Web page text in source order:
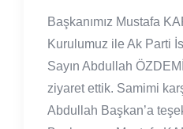
Başkanımız Mustafa
Kurulumuz ile Ak Parti
Sayın Abdullah
ziyaret ettik. Samimi
Abdullah Başkan’a